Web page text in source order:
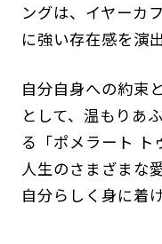
ングは、イヤーカ
に強い存在感を演
自分自身への約束
として、温もりあ
る「ポメラート ト
人生のさまざまな
自分らしく身に着